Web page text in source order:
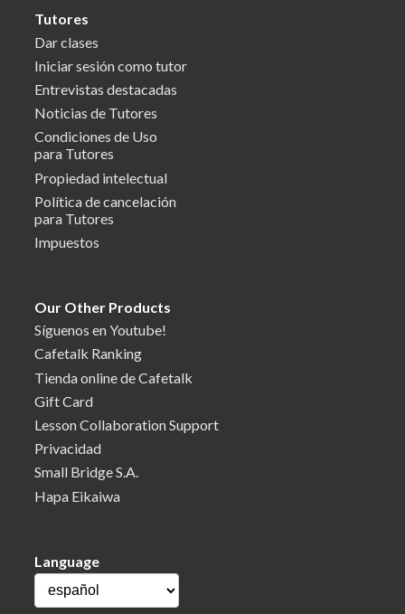
Tutores
Dar clases
Iniciar sesión como tutor
Entrevistas destacadas
Noticias de Tutores
Condiciones de Uso
para Tutores
Propiedad intelectual
Política de cancelación
para Tutores
Impuestos
Our Other Products
Síguenos en Youtube!
Cafetalk Ranking
Tienda online de Cafetalk
Gift Card
Lesson Collaboration Support
Privacidad
Small Bridge S.A.
Hapa Eikaiwa
Language